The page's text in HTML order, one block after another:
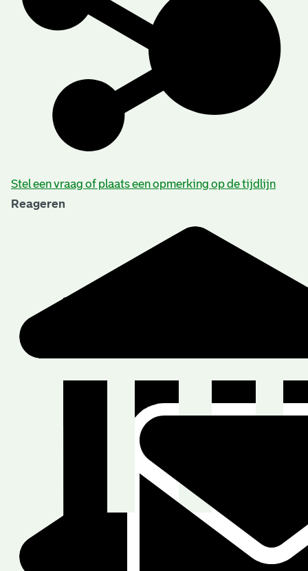
Stel een vraag of plaats een opmerking op de tijdlijn
Reageren